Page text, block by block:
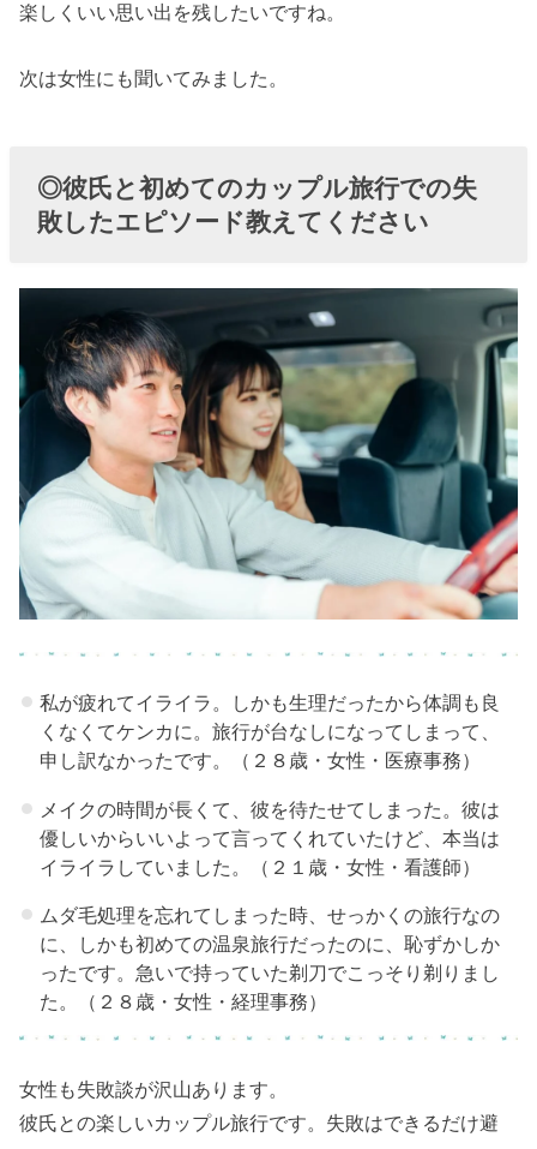
楽しくいい思い出を残したいですね。
次は女性にも聞いてみました。
◎彼氏と初めてのカップル旅行での失
敗したエピソード教えてください
私が疲れてイライラ。しかも生理だったから体調も良
くなくてケンカに。旅行が台なしになってしまって、
申し訳なかったです。（２８歳・女性・医療事務）
メイクの時間が長くて、彼を待たせてしまった。彼は
優しいからいいよって言ってくれていたけど、本当は
イライラしていました。（２１歳・女性・看護師）
ムダ毛処理を忘れてしまった時、せっかくの旅行なの
に、しかも初めての温泉旅行だったのに、恥ずかしか
ったです。急いで持っていた剃刀でこっそり剃りまし
た。（２８歳・女性・経理事務）
女性も失敗談が沢山あります。
彼氏との楽しいカップル旅行です。失敗はできるだけ避